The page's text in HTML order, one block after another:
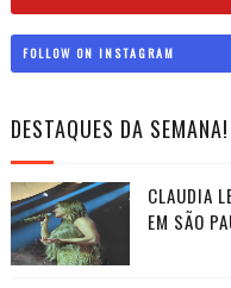
FOLLOW ON INSTAGRAM
DESTAQUES DA SEMANA!
CLAUDIA
EM SÃO